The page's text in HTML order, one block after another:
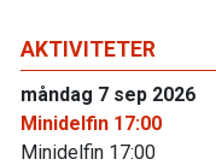
AKTIVITETER
måndag 7 sep 2026
Minidelfin 17:00
Minidelfin 17:00